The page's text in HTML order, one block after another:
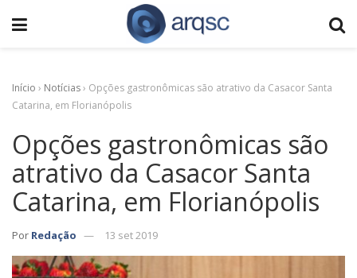
Início › Notícias› Opções gastronômicas são atrativo da Casacor Santa
Catarina, em Florianópolis
Opções gastronômicas são
atrativo da Casacor Santa
Catarina, em Florianópolis
Por Redação 13 set 2019